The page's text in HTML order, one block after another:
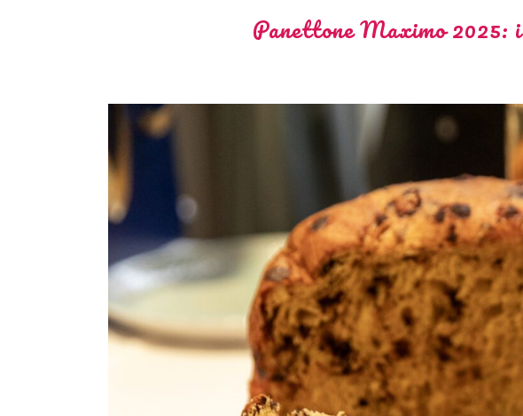
Panettone Maximo 2025: